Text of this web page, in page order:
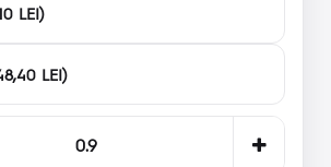
LEI)
LEI)